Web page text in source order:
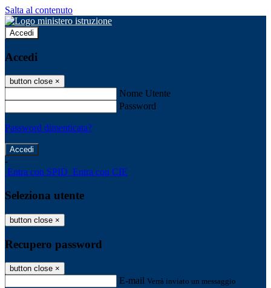
Salta al contenuto
Accedi
Accedi
button close ×
Nome Utente
Password
Password dimenticata?
-
Entra con SPID Entra con CIE
Seleziona utente
button close ×
Recupero password
button close ×
E-mail Verrà inviato un messaggio